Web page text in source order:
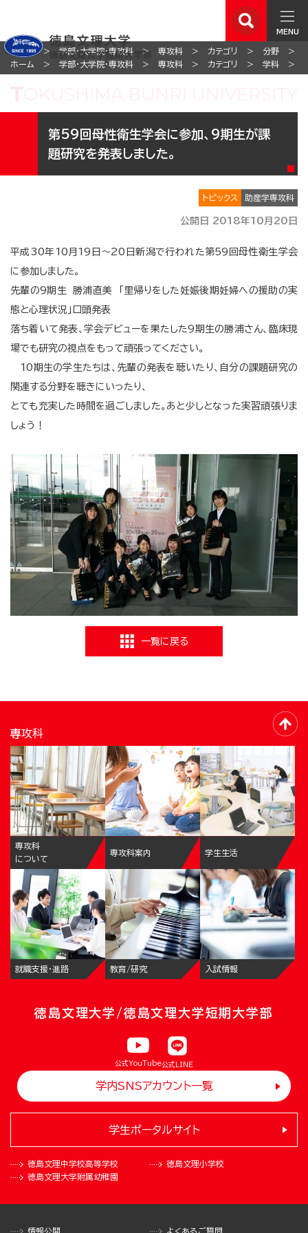
MENU
ホーム 学部・大学院・専攻科 専攻科 カテゴリ 分野
ホーム
学部・大学院・専攻科 専攻科 カテゴリ 学科
第59回母性衛生学会に参加、9期生が課
題研究を発表しました。
トピックス 助産学専攻科
公開日 2018年10月20日
平成30年10月19日～20日新潟で行われた第59回母性衛生学会
に参加しました。
先輩の9期生 勝浦直美 「里帰りをした妊娠後期妊婦への援助の実
態と心理状況」口頭発表
落ち着いて発表、学会デビューを果たした9期生の勝浦さん、臨床現
場でも研究の視点をもって頑張ってください。
10期生の学生たちは、先輩の発表を聴いたり、自分の課題研究の
関連する分野を聴きにいったり、
とても充実した時間を過ごしました。あと少しとなった実習頑張りま
しょう！
一覧に戻る
専攻科
専攻科
について
専攻科案内 学生生活
就職支援・進路 教育/研究 入試情報
徳島文理大学/徳島文理大学短期大学部
公式YouTube公式LINE
学内SNSアカウント一覧
徳島文理中学校高等学校
徳島文理小学校
徳島文理大学附属幼稚園
学生ポータルサイト
情報公開 よくあるご質問